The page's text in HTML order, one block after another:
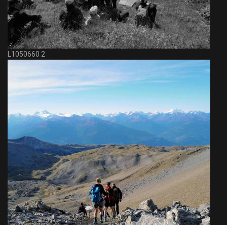
L1050660 2